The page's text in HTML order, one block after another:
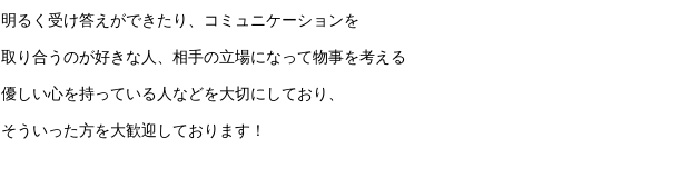
明るく受け答えができたり、コミュニケーションを
取り合うのが好きな人、相手の立場になって物事を考える
優しい心を持っている人などを大切にしており、
そういった方を大歓迎しております！